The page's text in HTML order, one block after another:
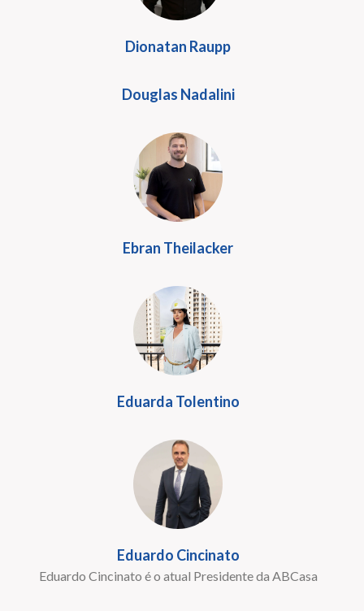
Dionatan Raupp
Douglas Nadalini
Ebran Theilacker
Eduarda Tolentino
Eduardo Cincinato
Eduardo Cincinato é o atual Presidente da ABCasa